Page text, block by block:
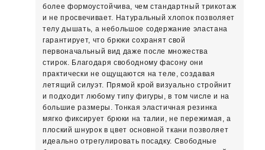
более формоустойчива, чем стандартный трикотаж
и не просвечивает. Натуральный хлопок позволяет
телу дышать, а небольшое содержание эластана
гарантирует, что брюки сохранят свой
первоначальный вид даже после множества
стирок. Благодаря свободному фасону они
практически не ощущаются на теле, создавая
летящий силуэт. Прямой крой визуально стройнит
и подходит любому типу фигуры, в том числе и на
большие размеры. Тонкая эластичная резинка
мягко фиксирует брюки на талии, не пережимая, а
плоский шнурок в цвет основной ткани позволяет
идеально отрегулировать посадку. Свободные